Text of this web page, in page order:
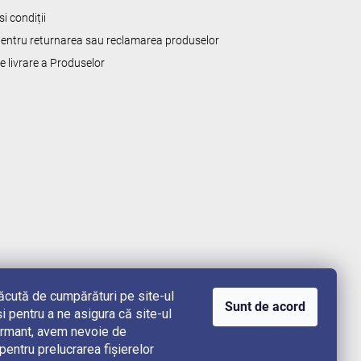
de cumpărături pe site-ul
pentru a ne asigura că site-ul
avem nevoie de
prelucrarea fișierelor
Sunt de acord
condiții
returnarea sau reclamarea produselor
livrare a Produselor